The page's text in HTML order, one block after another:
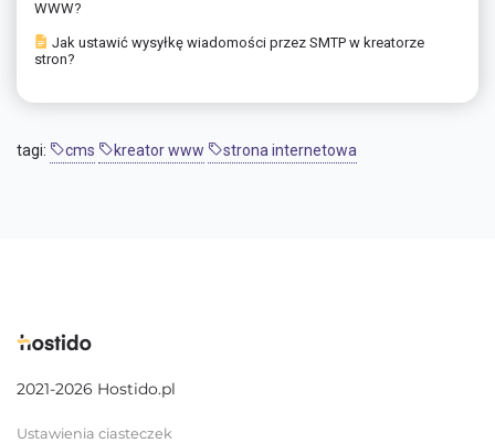
WWW?
Jak ustawić wysyłkę wiadomości przez SMTP w kreatorze
stron?
tagi: cms kreator www strona internetowa
2021-2026 Hostido.pl
Ustawienia ciasteczek